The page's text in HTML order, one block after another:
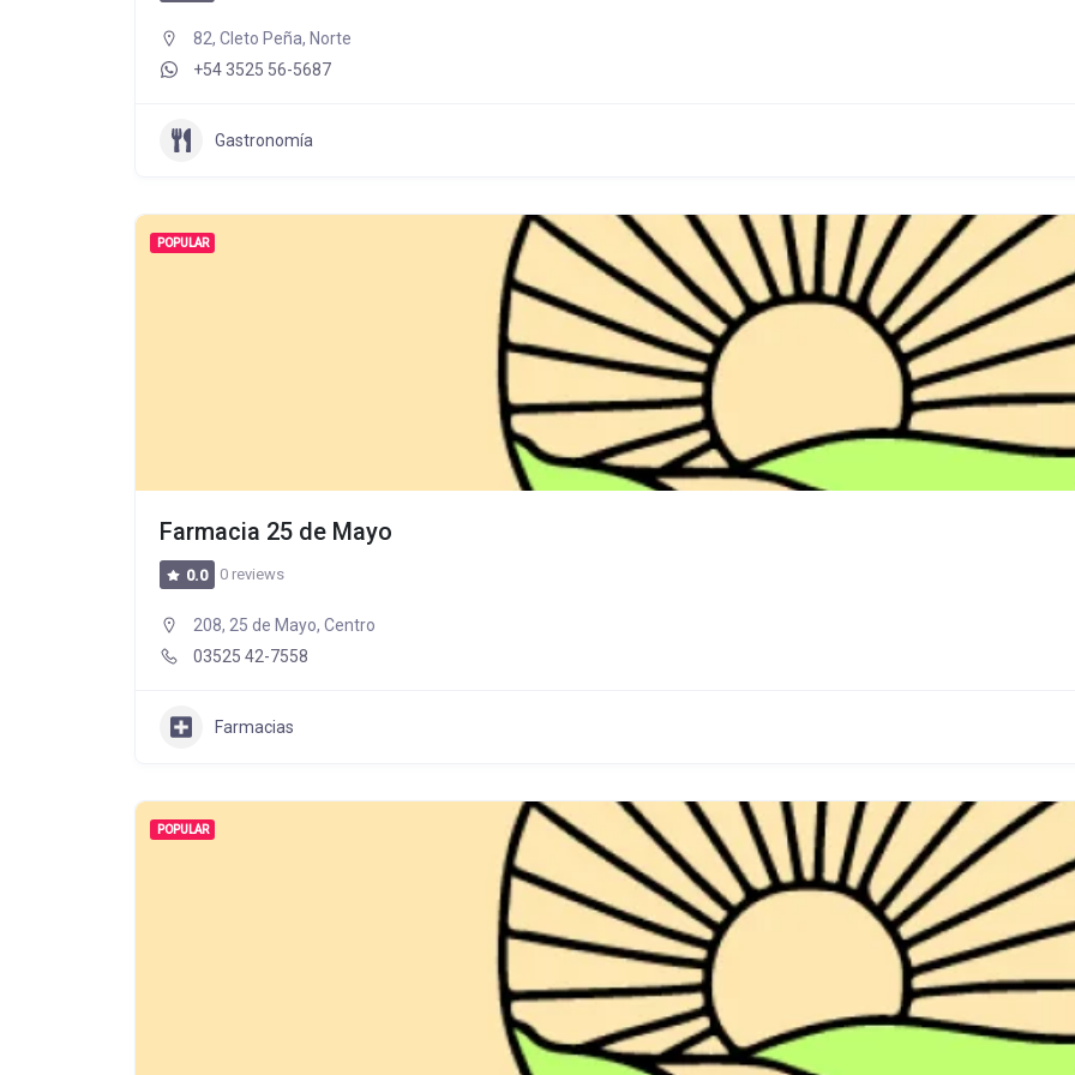
82, Cleto Peña, Norte
+54 3525 56-5687
Gastronomía
POPULAR
Farmacia 25 de Mayo
0.0 0 reviews
208, 25 de Mayo, Centro
03525 42-7558
Farmacias
POPULAR